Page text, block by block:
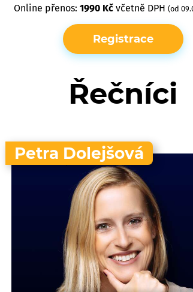
Online přenos: 1990 Kč včetně DPH (od
Registrace
Řečníci
Petra Dolejšová